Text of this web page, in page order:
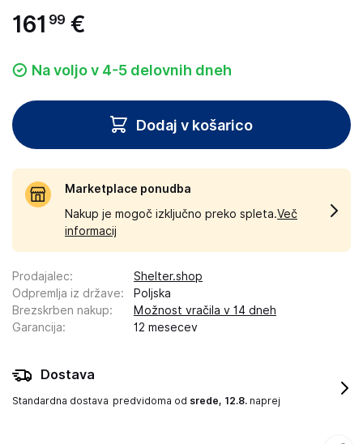
161 99 €
Na voljo v 4-5 delovnih dneh
Dodaj v košarico
Marketplace ponudba
Nakup je mogoč izključno preko spleta.Več
informacij
Prodajalec:
Shelter.shop
Odpremlja iz države:
Poljska
Brezskrben nakup:
Možnost vračila v 14 dneh
Garancija: 12 mesecev
Dostava
Standardna dostava predvidoma od srede, 12.8. naprej